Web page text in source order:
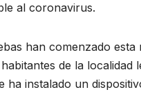
al coronavirus.
han comenzado esta
de la localidad
ha instalado un